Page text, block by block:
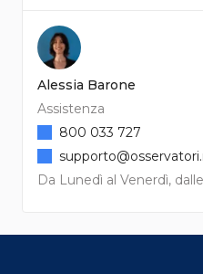
Alessia Barone
Assistenza
Da Lunedì al Venerdì,
800 033 727